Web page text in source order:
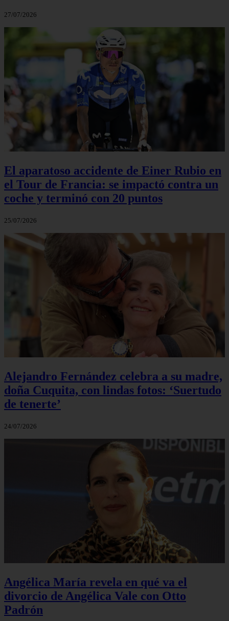
27/07/2026
El aparatoso accidente de Einer Rubio en
el Tour de Francia: se impactó contra un
coche y terminó con 20 puntos
25/07/2026
Alejandro Fernández celebra a su madre,
doña Cuquita, con lindas fotos: ‘Suertudo
de tenerte’
24/07/2026
Angélica María revela en qué va el
divorcio de Angélica Vale con Otto
Padrón